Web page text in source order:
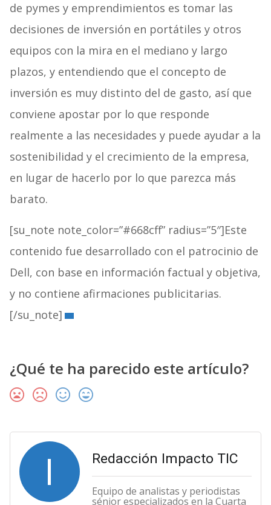
de pymes y emprendimientos es tomar las
decisiones de inversión en portátiles y otros
equipos con la mira en el mediano y largo
plazos, y entendiendo que el concepto de
inversión es muy distinto del de gasto, así que
conviene apostar por lo que responde
realmente a las necesidades y puede ayudar a la
sostenibilidad y el crecimiento de la empresa,
en lugar de hacerlo por lo que parezca más
barato.
[su_note note_color=”#668cff” radius=”5″]Este
contenido fue desarrollado con el patrocinio de
Dell, con base en información factual y objetiva,
y no contiene afirmaciones publicitarias.
[/su_note]
¿Qué te ha parecido este artículo?
I Redacción Impacto TIC
Equipo de analistas y periodistas
sénior especializados en la Cuarta